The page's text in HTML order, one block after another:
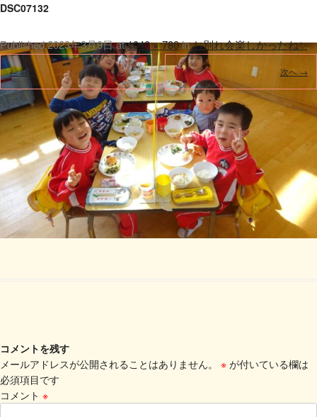
DSC07132
Published2023年3月9日at1040 × 780inお別れ会楽しかったね✨.
← 前へ 次へ →
コメントを残す
メールアドレスが公開されることはありません。
※ が付いている欄は
必須項目です
コメント ※